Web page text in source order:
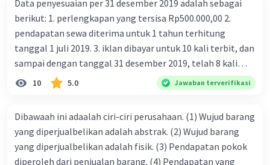
Data penyesuaian per 31 desember 2019 adalah sebagai
berikut: 1. perlengkapan yang tersisa Rp500.000,00 2.
pendapatan sewa diterima untuk 1 tahun terhitung
tanggal 1 juli 2019. 3. iklan dibayar untuk 10 kali terbit, dan
sampai dengan tanggal 31 desember 2019, telah 8 kali
terbit. 4. gaji terutang untuk periode berjalan sebesar
Rp800.000,00 dari data di atas, pencatatan jurnal pembalik
10 5.0 Jawaban terverifikasi
Dibawaah ini adaalah ciri-ciri perusahaan. (1) Wujud barang
yang diperjualbelikan adalah abstrak. (2) Wujud barang
yang diperjualbelikan adalah fisik. (3) Pendapatan pokok
diperoleh dari penjualan barang. (4) Pendapatan yang